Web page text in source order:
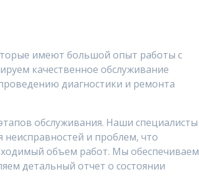
имеют большой опыт работы с
качественное обслуживание
диагностики и ремонта
обслуживания. Наши специалисты
и проблем, что
объем работ. Мы обеспечиваем
детальный отчет о состоянии